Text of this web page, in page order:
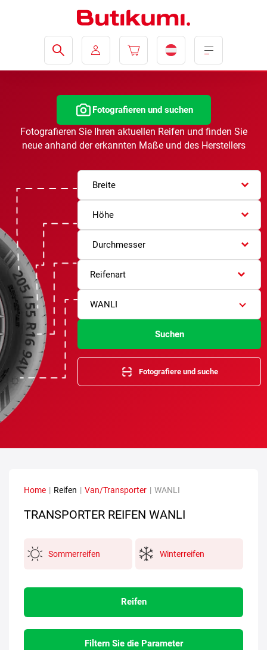
Fotografieren und suchen
Fotografieren Sie Ihren aktuellen Reifen und finden Sie
neue anhand der erkannten Maße und des Herstellers
Breite
Höhe
Durchmesser
Reifenart
WANLI
Suchen
Fotografiere und suche
Home | Reifen | Van/Transporter | WANLI
TRANSPORTER REIFEN WANLI
Sommerreifen Winterreifen
Reifen
Filtern Sie die Parameter